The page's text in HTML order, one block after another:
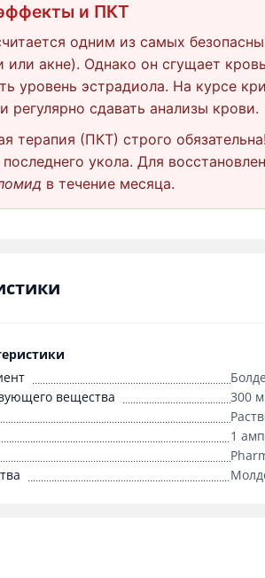
и ПКТ
одним из самых
или акне). Однако он сгущает
уровень эстрадиола. На курсе
регулярно сдавать анализы крови.
терапия (ПКТ) строго
укола. Для
в течение месяца.
вещества
300
1